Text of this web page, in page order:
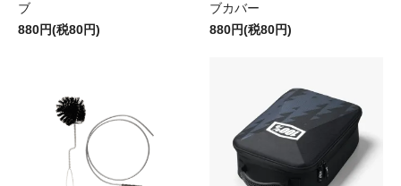
ブ
880円(税80円)
ブカバー
880円(税80円)